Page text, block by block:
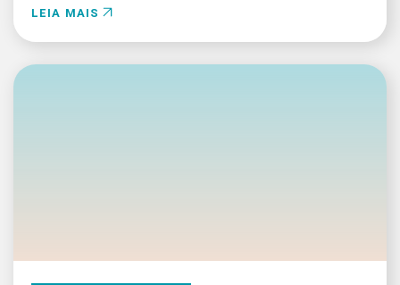
LEIA MAIS